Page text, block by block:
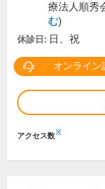
療法人順秀
む)
休診日: 日、祝
オンライン
アクセス数※